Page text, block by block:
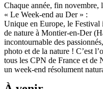
Chaque année, fin novembre,
« Le Week-end au Der » :
Unique en Europe, le Festival
de nature à Montier-en-Der
incontournable des
photo et de la nature ! C’est
tous les CPN de France et de
un week-end résolument